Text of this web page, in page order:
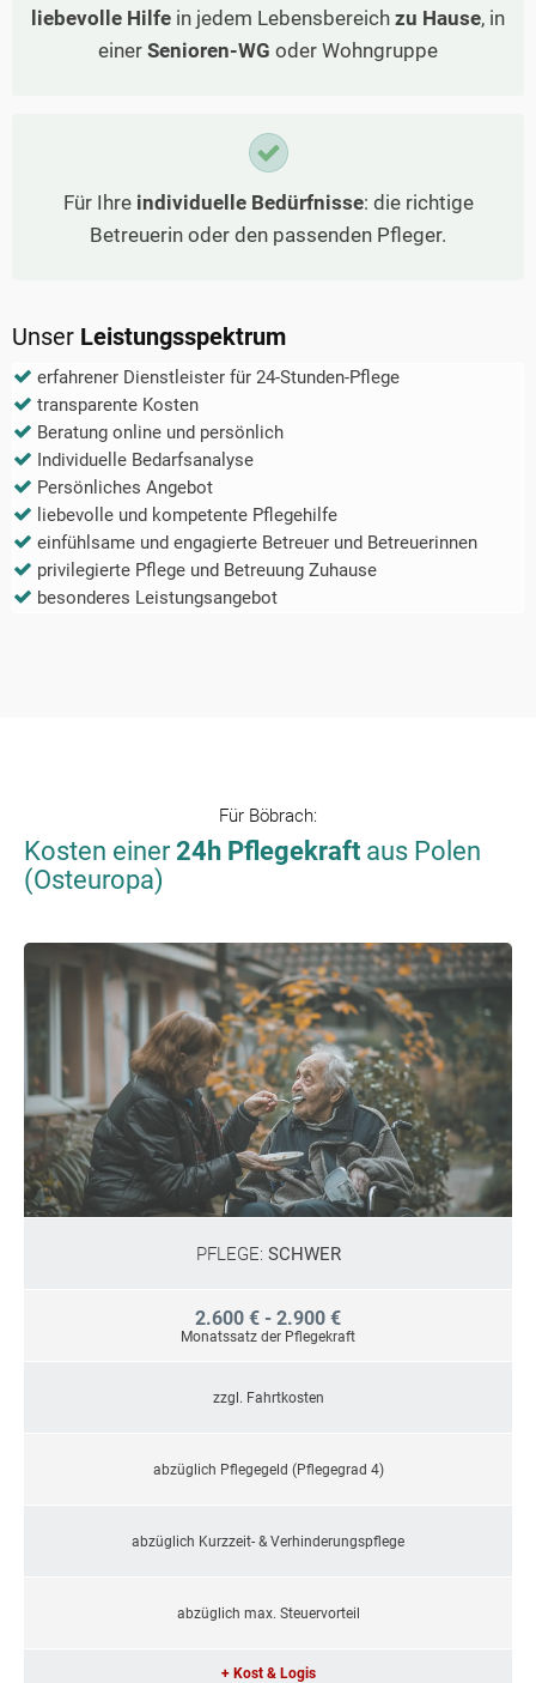
liebevolle Hilfe in jedem Lebensbereich zu Hause, in
einer Senioren-WG oder Wohngruppe
Für Ihre individuelle Bedürfnisse: die richtige
Betreuerin oder den passenden Pfleger.
Unser Leistungsspektrum
erfahrener Dienstleister für 24-Stunden-Pflege
transparente Kosten
Beratung online und persönlich
Individuelle Bedarfsanalyse
Persönliches Angebot
liebevolle und kompetente Pflegehilfe
einfühlsame und engagierte Betreuer und Betreuerinnen
privilegierte Pflege und Betreuung Zuhause
besonderes Leistungsangebot
Für Böbrach:
Kosten einer24h Pflegekraft aus Polen
(Osteuropa)
PFLEGE: SCHWER
2.600 € - 2.900 €
Monatssatz der Pflegekraft
zzgl. Fahrtkosten
abzüglich Pflegegeld (Pflegegrad 4)
abzüglich Kurzzeit- & Verhinderungspflege
abzüglich max. Steuervorteil
+ Kost & Logis